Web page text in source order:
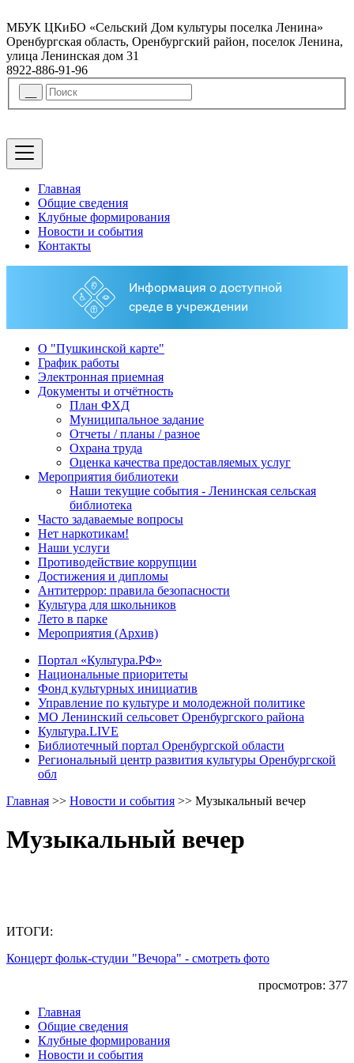
МБУК ЦКиБО «Сельский Дом культуры поселка Ленина»
Оренбургская область, Оренбургский район, поселок Ленина,
улица Ленинская дом 31
8922-886-91-96
Главная
Общие сведения
Клубные формирования
Новости и события
Контакты
О "Пушкинской карте"
График работы
Электронная приемная
Документы и отчётность
План ФХД
Муниципальное задание
Отчеты / планы / разное
Охрана труда
Оценка качества предоставляемых услуг
Мероприятия библиотеки
Наши текущие события - Ленинская сельская
библиотека
Часто задаваемые вопросы
Нет наркотикам!
Наши услуги
Противодействие коррупции
Достижения и дипломы
Антитеррор: правила безопасности
Культура для школьников
Лето в парке
Мероприятия (Архив)
Портал «Культура.РФ»
Национальные приоритеты
Фонд культурных инициатив
Управление по культуре и молодежной политике
МО Ленинский сельсовет Оренбургского района
Культура.LIVE
Библиотечный портал Оренбургской области
Региональный центр развития культуры Оренбургской
обл
Главная >> Новости и события >> Музыкальный вечер
Музыкальный вечер
ИТОГИ:
Концерт фольк-студии "Вечора" - смотреть фото
просмотров: 377
Главная
Общие сведения
Клубные формирования
Новости и события